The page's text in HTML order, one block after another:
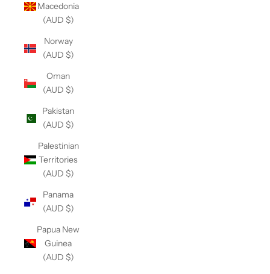
Macedonia
(AUD $)
Norway
(AUD $)
Oman
(AUD $)
Pakistan
(AUD $)
Palestinian
Territories
(AUD $)
Panama
(AUD $)
Papua New
Guinea
(AUD $)